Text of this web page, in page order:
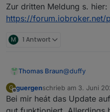
Zur dritten Meldung s. hier:
https://forum.iobroker.net/
M 1 Antwort
Thomas Braun@duffy
Bring es auf
auch die
G
Offline
guergenschrieb am 3. Juni
zuletzt editiert von
Bei mir heát das Update